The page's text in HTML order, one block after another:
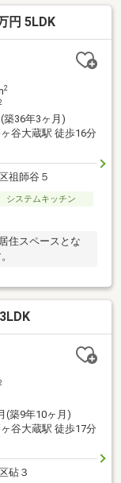
円 5LDK
2
築36年3ヶ月)
谷大蔵駅 徒歩16分
祖師谷５
システムキッチン
住スペースとな
(築9年10ヶ月)
谷大蔵駅 徒歩17分
砧３